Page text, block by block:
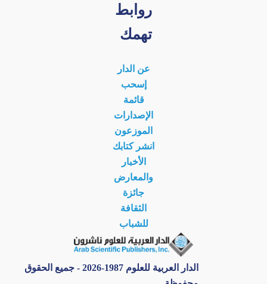
روابط
تهمك
عن الدار
إسحب
قائمة
الإصدارات
الموزعون
انشر كتابك
الأخبار
والمعارض
جائزة
الثقافة
للشباب
الدار العربية للعلوم 1987-2026 - جميع الحقوق